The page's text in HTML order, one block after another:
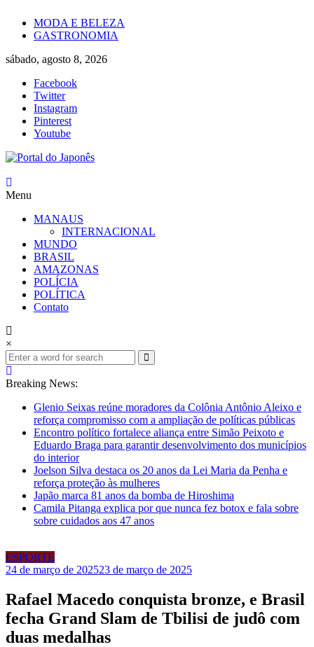
content
MODA E BELEZA
GASTRONOMIA
sábado, agosto 8, 2026
Facebook
Twitter
Instagram
Pinterest
Youtube
Portal
do
Japonês
Japão
mais
perto
você!
Menu
MANAUS
INTERNACIONAL
MUNDO
BRASIL
AMAZONAS
POLÍCIA
POLÍTICA
Contato
×
Breaking News:
Glenio Seixas reúne moradores da Colônia Antônio Aleixo e
reforça compromisso com a ampliação de políticas públicas
Encontro político fortalece aliança entre Simão Peixoto e
Eduardo Braga para garantir desenvolvimento dos municípios
do interior
Joelson Silva destaca os 20 anos da Lei Maria da Penha e
reforça proteção às mulheres
Japão marca 81 anos da bomba de Hiroshima
Camila Pitanga explica por que nunca fez botox e fala sobre
sobre cuidados aos 47 anos
ESPORTE
24 de março de 202523 de março de 2025
Rafael Macedo conquista bronze, e Brasil
fecha Grand Slam de Tbilisi de judô com
duas medalhas